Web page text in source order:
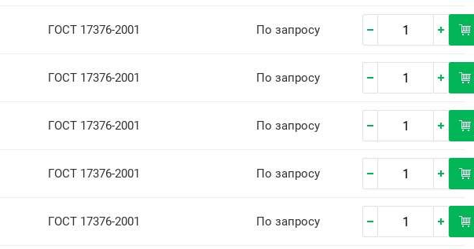
ГОСТ 17376-2001 По запросу
ГОСТ 17376-2001 По запросу
ГОСТ 17376-2001 По запросу
ГОСТ 17376-2001 По запросу
ГОСТ 17376-2001 По запросу